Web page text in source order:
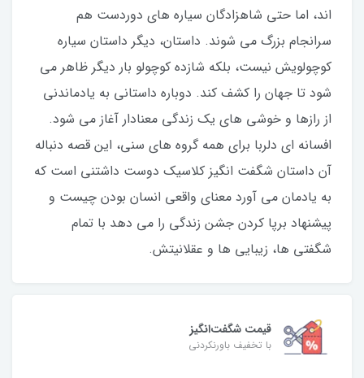
اند، اما حتی شاهزادگان سیاره های دوردست هم
سرانجام بزرگ می شوند. داستان، دیگر داستان سیاره
کوچولویش نیست، بلکه شازده کوچولو بار دیگر ظاهر می
شود تا جهان را کشف کند. دوباره داستانی به یادماندنی
از رازها و خوشی های یک زندگی معنادار آغاز می شود.
افسانه ای دلربا برای همه گروه های سنی، این قصه دنباله
آن داستان شگفت انگیز کلاسیک دوست داشتنی است که
به یادمان می آورد معنای واقعی انسان بودن چیست و
پیشنهاد برپا کردن جشن زندگی را می دهد با تمام
شگفتی ها، زیبایی ها و عقلانیتش.
قیمت شگفت‌انگیز
با تخفیف باورنکردنی